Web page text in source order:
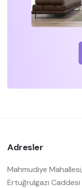
Adresler
Mahmudiye Mahallesi,
Ertuğrulgazi Caddesi